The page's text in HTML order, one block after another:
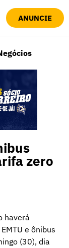
ANUNCIE
zero
haverá
e ônibus
(30), dia